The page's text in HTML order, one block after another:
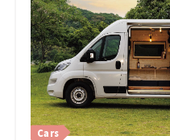
Cars